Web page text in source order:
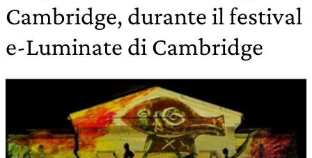
Cambridge, durante il festival
e-Luminate di Cambridge